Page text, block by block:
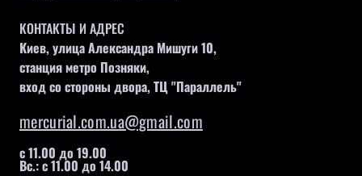
КОНТАКТЫ И АДРЕС
Киев, улица Александра Мишуги 10,
станция метро Позняки,
вход со стороны двора, ТЦ "Параллель"
mercurial.com.ua@gmail.com
с 11.00 до 19.00
Вс.: с 11.00 до 14.00